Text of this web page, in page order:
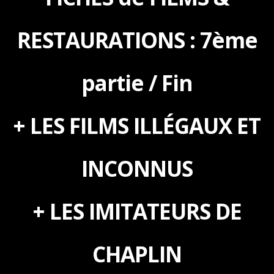
RESTAURATIONS : 7ème
partie / Fin
+ LES FILMS ILLÉGAUX ET
INCONNUS
+ LES IMITATEURS DE
CHAPLIN